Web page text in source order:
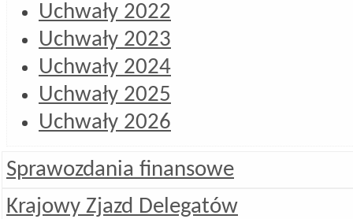
Uchwały 2022
Uchwały 2023
Uchwały 2024
Uchwały 2025
Uchwały 2026
Sprawozdania finansowe
Krajowy Zjazd Delegatów